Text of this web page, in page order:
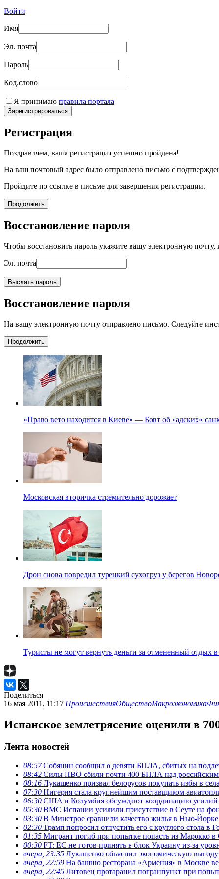
Войти
Имя
Эл. почта
Пароль
Код.слово
Я принимаю правила портала
Зарегистрироваться
Регистрация
Поздравляем, ваша регистрация успешно пройдена!
На ваш почтовый адрес было отправлено письмо с
Пройдите по ссылке в письме для завершения регистрации.
Продолжить
Восстановление пароля
Чтобы восстановить пароль укажите вашу электронную
Эл. почта
Выслать пароль
Восстановление пароля
На вашу электронную почту отправлено письмо. Следуйте
Продолжить
«Право вето находится в Киеве» — Бовт об «адских»
Московская вторичка стремительно дорожает
Дрон снова повредил турецкий сухогруз у берегов
Туристы не могут вернуть деньги за отмененный отдых
Поделиться
16 мая 2011, 11:17 ПроисшествияОбществоМакроэкономика
Испанское землетрясение оценили в
Лента новостей
08:57Собянин сообщил о девяти БПЛА, сбитых на
08:42 Силы ПВО сбили почти 400 БПЛА над
08:16 Лукашенко призвал белорусов покупать избы в
07:30 Нигерия стала крупнейшим поставщиком
06:30 США и Колумбия обсуждают координацию усилий
05:30 ВМС Испании усилили присутствие в Сеуте на
03:30 В Минстрое сравнили качество жилья в Нью-
02:30 Трамп попросил отпустить его с круглого стола в
01:35 Мигрант погиб при попытке попасть из Марокко в
00:30 FT: ЕС не готов принять в блок Украину из-за
вчера, 23:35 Лукашенко объяснил экономическую
вчера, 22:59 На башню ресторана «Армения» в Москве
вчера, 22:45 Литовец протаранил погранпункт при